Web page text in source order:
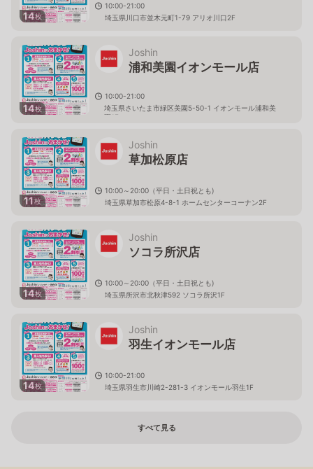
14枚
10:00-21:00
埼玉県川口市並木元町1-79 アリオ川口2F
14枚
Joshin
浦和美園イオンモール店
10:00-21:00
埼玉県さいたま市緑区美園5-50-1 イオンモール浦和美
園1F
11枚
Joshin
草加松原店
10:00～20:00（平日・土日祝とも)
埼玉県草加市松原4-8-1 ホームセンターコーナン2F
14枚
Joshin
ソコラ所沢店
10:00～20:00（平日・土日祝とも)
埼玉県所沢市北秋津592 ソコラ所沢1F
14枚
Joshin
羽生イオンモール店
10:00-21:00
埼玉県羽生市川崎2-281-3 イオンモール羽生1F
すべて見る